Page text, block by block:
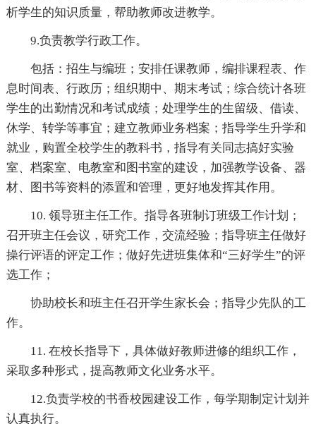
析学生的知识质量，帮助教师改进教学。
9.负责教学行政工作。
包括：招生与编班；安排任课教师，编排课程表、作
息时间表、行政历；组织期中、期末考试；综合统计各班
学生的出勤情况和考试成绩；处理学生的生留级、借读、
休学、转学等事宜；建立教师业务档案；指导学生升学和
就业，购置全校学生的教科书，指导有关同志搞好实验
室、档案室、电教室和图书室的建设，加强教学设备、器
材、图书等资料的添置和管理，更好地发挥其作用。
10. 领导班主任工作。指导各班制订班级工作计划；
召开班主任会议，研究工作，交流经验；指导班主任做好
操行评语的评定工作；做好先进班集体和“三好学生”的评
选工作；
协助校长和班主任召开学生家长会；指导少先队的工
作。
11. 在校长指导下，具体做好教师进修的组织工作，
采取多种形式，提高教师文化业务水平。
12.负责学校的书香校园建设工作，每学期制定计划并
认真执行。